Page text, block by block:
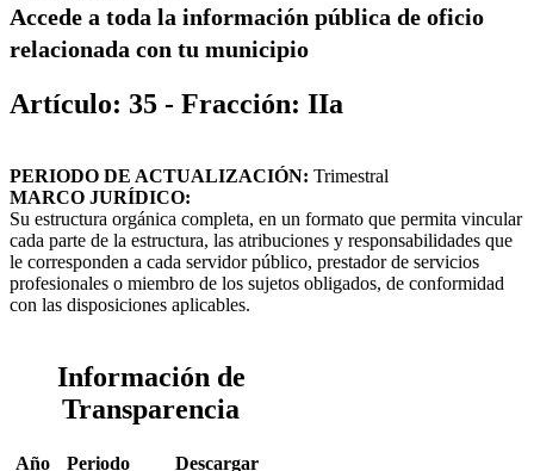
Accede a toda la información pública de oficio
relacionada con tu municipio
Artículo: 35 - Fracción: IIa
PERIODO DE ACTUALIZACIÓN: Trimestral
MARCO JURÍDICO:
Su estructura orgánica completa, en un formato que permita vincular
cada parte de la estructura, las atribuciones y responsabilidades que
le corresponden a cada servidor público, prestador de servicios
profesionales o miembro de los sujetos obligados, de conformidad
con las disposiciones aplicables.
Información de
Transparencia
Año Periodo
Descargar